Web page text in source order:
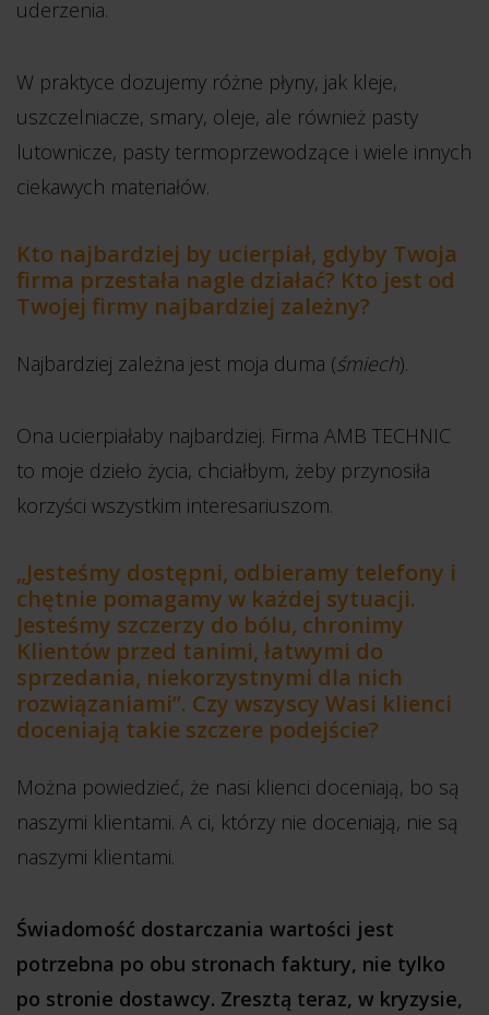
uderzenia.
W praktyce dozujemy różne płyny, jak kleje,
uszczelniacze, smary, oleje, ale również pasty
lutownicze, pasty termoprzewodzące i wiele innych
ciekawych materiałów.
Kto najbardziej by ucierpiał, gdyby Twoja
firma przestała nagle działać? Kto jest od
Twojej firmy najbardziej zależny?
Najbardziej zależna jest moja duma (śmiech).
Ona ucierpiałaby najbardziej. Firma AMB TECHNIC
to moje dzieło życia, chciałbym, żeby przynosiła
korzyści wszystkim interesariuszom.
„Jesteśmy dostępni, odbieramy telefony i
chętnie pomagamy w każdej sytuacji.
Jesteśmy szczerzy do bólu, chronimy
Klientów przed tanimi, łatwymi do
sprzedania, niekorzystnymi dla nich
rozwiązaniami”. Czy wszyscy Wasi klienci
doceniają takie szczere podejście?
Można powiedzieć, że nasi klienci doceniają, bo są
naszymi klientami. A ci, którzy nie doceniają, nie są
naszymi klientami.
Świadomość dostarczania wartości jest
potrzebna po obu stronach faktury, nie tylko
po stronie dostawcy. Zresztą teraz, w kryzysie,